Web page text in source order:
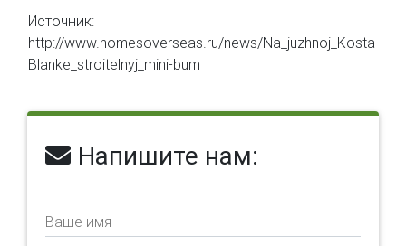
Источник:
http://www.homesoverseas.ru/news/Na_juzhnoj_Kosta-
Blanke_stroitelnyj_mini-bum
Напишите нам:
Ваше имя